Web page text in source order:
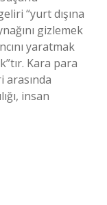
“yurt dışına
gizlemek
yaratmak
Kara para
arasında
insan